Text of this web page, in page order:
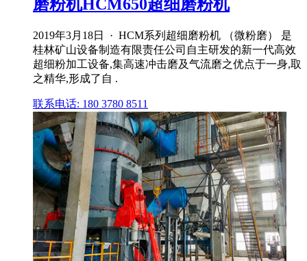
磨粉机HCM650超细磨粉机
2019年3月18日 · HCM系列超细磨粉机 （微粉磨） 是
桂林矿山设备制造有限责任公司自主研发的新一代高效
超细粉加工设备,集高速冲击磨及气流磨之优点于一身,取
之精华,形成了自 .
联系电话: 180 3780 8511